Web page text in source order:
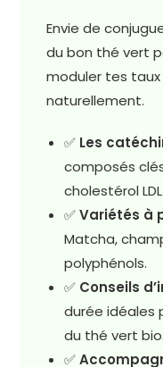
Envie de
du bon thé vert
moduler tes
naturellement.
✅ Les
composés
cholestérol LDL.
✅Variétés à
Matcha,
polyphénols.
✅ Conseils
durée idéales
du thé vert bio.
✅